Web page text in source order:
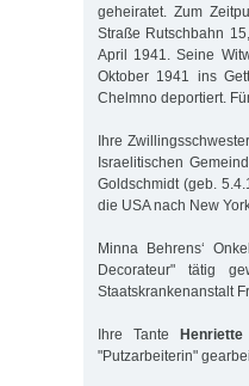
geheiratet. Zum
Straße Rutschbahn
April 1941. Seine
Oktober 1941 ins
Chelmno deportiert.
Ihre Zwillingsschwester
Israelitischen
Goldschmidt (geb.
die USA nach New
Minna Behrens‘
Decorateur" tätig
Staatskrankenanstalt
Ihre Tante
"Putzarbeiterin"